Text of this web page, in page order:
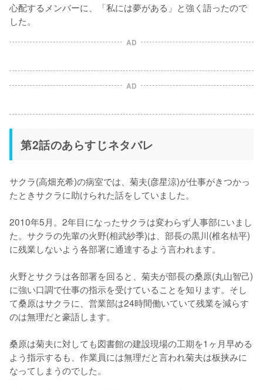
心配するメンバーに、「私には夢がある」と強く語ったので
した。
AD
AD
第2話のあらすじネタバレ
サクラ(高畑充希)の病室では、菊夫(彦星涼)が仕事がきつかっ
たときサクラに助けられた話をしていました。
2010年5月。2年目になったサクラは変わらず人事部にいまし
た。サクラの先輩の火野(相武紗季)は、部長の黒川(椎名桔平)
に残業しないよう各部署に通達するよう言われます。
火野とサクラは各部署を回ると、菊夫が部長の桑原(丸山智己)
に強い口調で仕事の指示を受けていることを知ります。そし
て桑原はサクラに、営業部は24時間働いていて残業を減らす
のは無理だと豪語します。
桑原は菊夫に対しても図書館の建設現場の工期を1ヶ月早める
よう指示するも、作業員には無理だと言われ菊夫は板挟みに
なってしまうのでした。